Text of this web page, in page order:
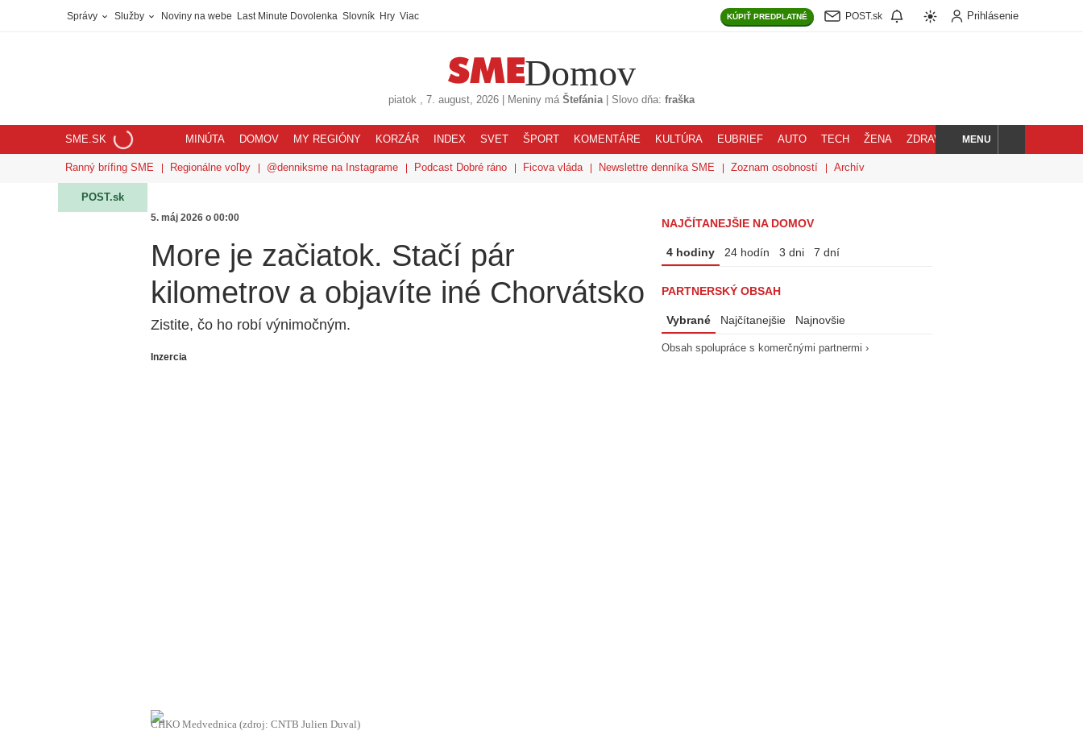
Správy Služby Noviny na webe Last Minute Dovolenka Slovník Hry Viac KÚPIŤ PREDPLATNÉ POST.sk Prihlásenie
Domov
piatok , 7. august, 2026 Meniny má Štefánia| Slovo dňa: fraška
SME.SK MINÚTA DOMOV MY REGIÓNY KORZÁR INDEX SVET ŠPORT KOMENTÁRE KULTÚRA EUBRIEF AUTO TECH ŽENA ZDRAVIE BLOG
HĽADAJMENU
Ranný brífing SME Regionálne voľby @denniksme na Instagrame Podcast Dobré ráno Ficova vláda Newslettre denníka SME Zoznam osobností Archív
POST.sk
5. máj 2026 o 00:00
More je začiatok. Stačí pár
kilometrov a objavíte iné Chorvátsko
Zistite, čo ho robí výnimočným.
Inzercia
CHKO Medvednica (zdroj: CNTB Julien Duval)
NAJČÍTANEJŠIE NA DOMOV
4 hodiny 24 hodín 3 dni 7 dní
PARTNERSKÝ OBSAH
Vybrané Najčítanejšie Najnovšie
Obsah spolupráce s komerčnými partnermi ›